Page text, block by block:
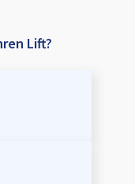
Lift?